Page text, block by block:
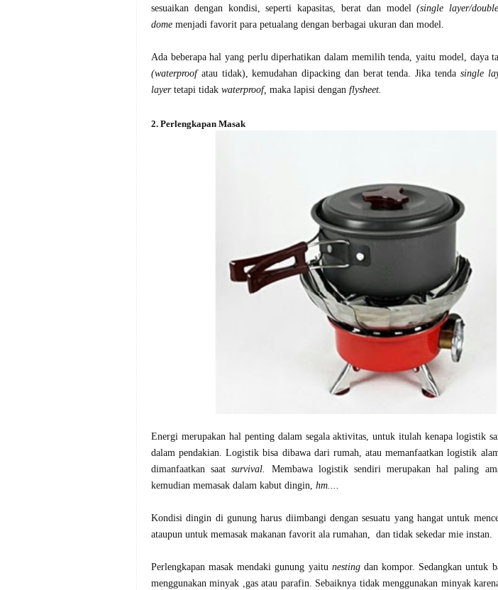
sesuaikan dengan kondisi, seperti kapasitas, berat dan model(single layer/
dome menjadi favorit para petualang dengan berbagai ukuran dan model.
Ada beberapa hal yang perlu diperhatikan dalam memilih tenda, yaitu model, daya
(waterproofatau tidak), kemudahan dipacking dan berat tenda. Jika tenda single
layertetapi tidak waterproof, maka lapisi dengan flysheet.
2. Perlengkapan Masak
Energi merupakan hal penting dalam segala aktivitas, untuk itulah kenapa logistik
dalam pendakian. Logistik bisa dibawa dari rumah, atau memanfaatkan logistik
dimanfaatkan saatsurvival. Membawa logistik sendiri merupakan hal paling
kemudian memasak dalam kabut dingin, hm....
Kondisi dingin di gunung harus diimbangi dengan sesuatu yang hangat untuk
ataupun untuk memasak makanan favorit ala rumahan, dan tidak sekedar mie instan.
Perlengkapan masak mendaki gunung yaitu nestingdan kompor. Sedangkan untuk
menggunakan minyak ,gas atau parafin. Sebaiknya tidak menggunakan minyak